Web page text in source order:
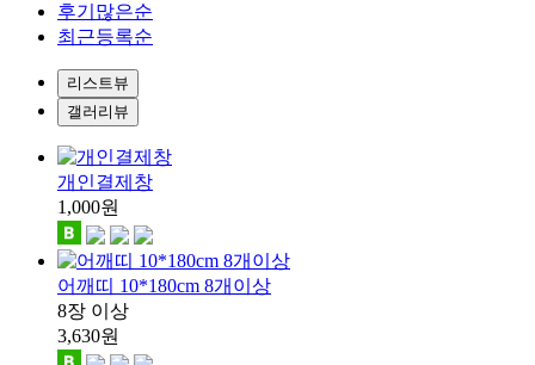
후기많은순
최근등록순
리스트뷰
갤러리뷰
개인결제창
1,000원
어깨띠 10*180cm 8개이상
8장 이상
3,630원